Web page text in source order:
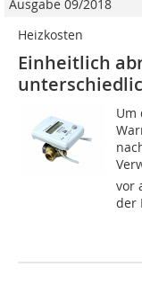
Ausgabe 09/2018
Heizkosten
Einheitlich
Um
vor
der